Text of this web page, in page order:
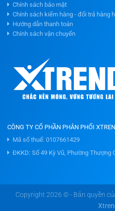
Chính sách bảo mật
Chính sách kiểm hàng - đổi trả hàng
Hướng dẫn thanh toán
Chính sách vận chuyển
CÔNG TY CỔ PHẦN PHÂN PHỐI
Mã số thuế: 0107661429
ĐKKD: Số 49 Kỳ Vũ, Phường Thượng
Copyright 2026 © - Bản quyền